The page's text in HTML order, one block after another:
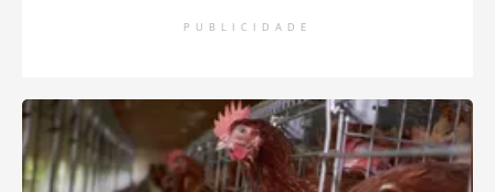
PUBLICIDADE